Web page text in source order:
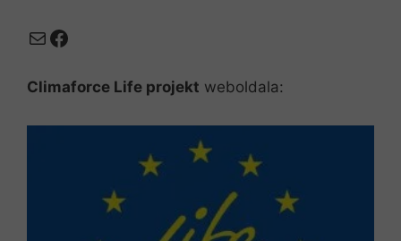
MailFacebook
Climaforce Life projekt weboldala: